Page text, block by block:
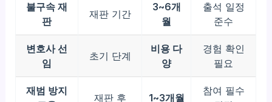
불구속 재
판
재판 기간
3~6개
월
출석 일정
준수
변호사 선
임
초기 단계
비용 다
양
경험 확인
필요
재범 방지
재판 후 1~3개월
참여 필수